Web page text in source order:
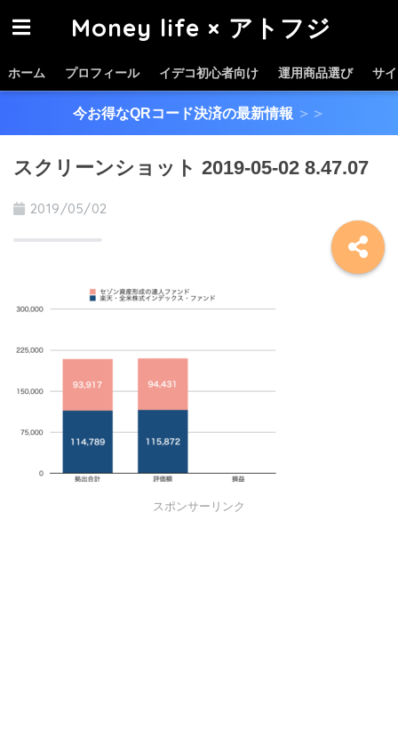
Money life × アトフジ
ホーム プロフィール イデコ初心者向け 運用商品選び サ
今お得なQRコード決済の最新情報 ＞＞
スクリーンショット 2019-05-02 8.47.07
2019/05/02
スポンサーリンク